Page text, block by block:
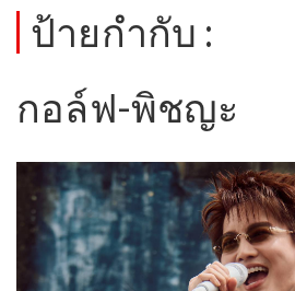
ป้ายกำกับ :
กอล์ฟ-พิชญะ